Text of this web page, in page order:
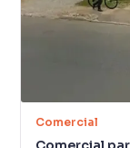
Comercial